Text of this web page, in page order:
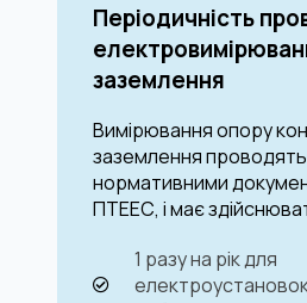
Періодичність
заземлення
Вимірювання опору
заземлення
нормативними
ПТЕЕС, і має
1 разу на рік для